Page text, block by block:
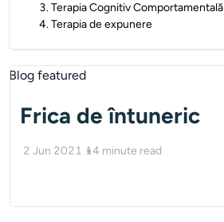
3.Terapia Cognitiv Comportamentală
4.Terapia de expunere
Frica de întuneric
2 Jun 2021 14 minute read